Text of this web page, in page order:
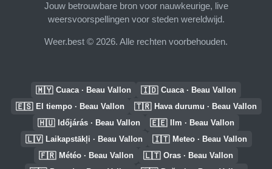
Jouw betrouwbare bron voor nauwkeurige, live
weersvoorspellingen voor steden wereldwijd.
Weer.best © 2026. Alle rechten voorbehouden.
🇲🇾 Cuaca · Beau Vallon 🇮🇩 Cuaca · Beau Vallon
🇪🇸 El tiempo · Beau Vallon 🇹🇷 Hava durumu · Beau Vallon
🇭🇺 Időjárás · Beau Vallon 🇪🇪 Ilm · Beau Vallon
🇱🇻 Laikapstākļi · Beau Vallon 🇮🇹 Meteo · Beau Vallon
🇫🇷 Météo · Beau Vallon 🇱🇹 Oras · Beau Vallon